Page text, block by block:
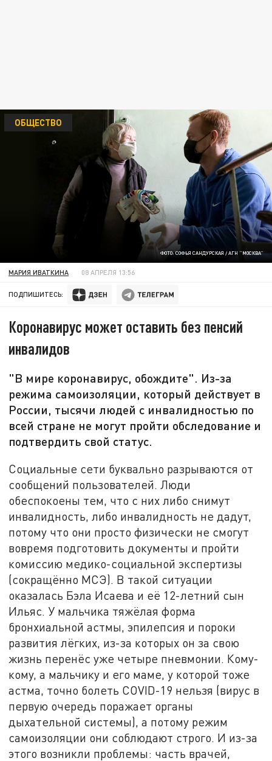
ФОТО: СОФЬЯ САНДУРСКАЯ / АГН "МОСКВА"
ОБЩЕСТВО
МАРИЯ ИВАТКИНА 08 АПРЕЛЯ 13:56
ПОДПИШИТЕСЬ:
Коронавирус может оставить без пенсий
инвалидов
"В мире коронавирус, обождите". Из-за
режима самоизоляции, который действует в
России, тысячи людей с инвалидностью по
всей стране не могут пройти обследование и
подтвердить свой статус.
Социальные сети буквально разрываются от
сообщений пользователей. Люди
обеспокоены тем, что с них либо снимут
инвалидность, либо инвалидность не дадут,
потому что они просто физически не смогут
вовремя подготовить документы и пройти
комиссию медико-социальной экспертизы
(сокращённо МСЭ). В такой ситуации
оказалась Бэла Исаева и её 12-летний сын
Ильяс. У мальчика тяжёлая форма
бронхиальной астмы, эпилепсия и пороки
развития лёгких, из-за которых он за свою
жизнь перенёс уже четыре пневмонии. Кому-
кому, а мальчику и его маме, у которой тоже
астма, точно болеть COVID-19 нельзя (вирус в
первую очередь поражает органы
дыхательной системы), а потому режим
самоизоляции они соблюдают строго. И из-за
этого возникли проблемы: часть врачей,